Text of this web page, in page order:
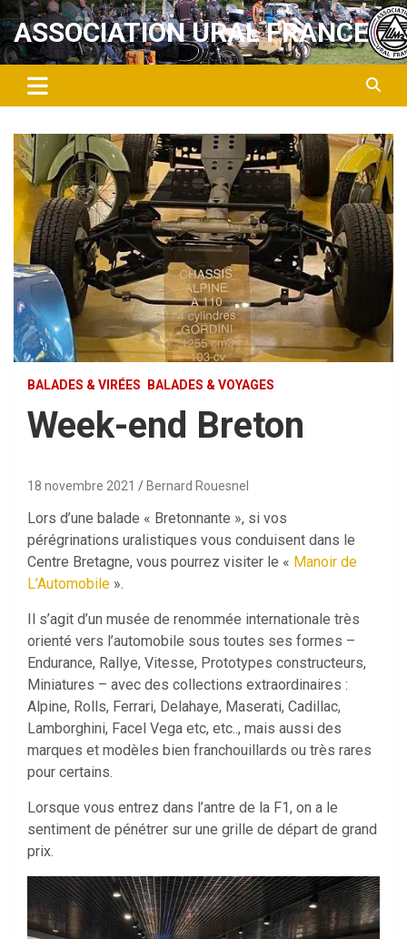
Aller
au
contenu
ASSOCIATION URAL FRANCE
BALADES & VIRÉES BALADES & VOYAGES
Week-end Breton
18 novembre 2021 Bernard Rouesnel
Lors d’une balade « Bretonnante », si vos
pérégrinations uralistiques vous conduisent dans le
Centre Bretagne, vous pourrez visiter le « Manoir de
L’Automobile ».
Il s’agit d’un musée de renommée internationale très
orienté vers l’automobile sous toutes ses formes –
Endurance, Rallye, Vitesse, Prototypes constructeurs,
Miniatures – avec des collections extraordinaires :
Alpine, Rolls, Ferrari, Delahaye, Maserati, Cadillac,
Lamborghini, Facel Vega etc, etc.., mais aussi des
marques et modèles bien franchouillards ou très rares
pour certains.
Lorsque vous entrez dans l’antre de la F1, on a le
sentiment de pénétrer sur une grille de départ de grand
prix.